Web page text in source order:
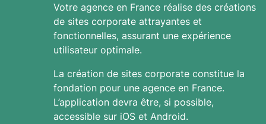
Votre agence en France réalise des créations
de sites corporate attrayantes et
fonctionnelles, assurant une expérience
utilisateur optimale.
La création de sites corporate constitue la
fondation pour une agence en France.
L’application devra être, si possible,
accessible sur iOS et Android.